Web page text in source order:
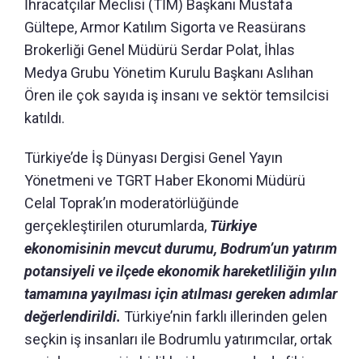
İhracatçılar Meclisi (TİM) Başkanı Mustafa
Gültepe, Armor Katılım Sigorta ve Reasürans
Brokerliği Genel Müdürü Serdar Polat, İhlas
Medya Grubu Yönetim Kurulu Başkanı Aslıhan
Ören ile çok sayıda iş insanı ve sektör temsilcisi
katıldı.
Türkiye’de İş Dünyası Dergisi Genel Yayın
Yönetmeni ve TGRT Haber Ekonomi Müdürü
Celal Toprak’ın moderatörlüğünde
gerçekleştirilen oturumlarda, Türkiye
ekonomisinin mevcut durumu, Bodrum’un yatırım
potansiyeli ve ilçede ekonomik hareketliliğin yılın
tamamına yayılması için atılması gereken adımlar
değerlendirildi. Türkiye’nin farklı illerinden gelen
seçkin iş insanları ile Bodrumlu yatırımcılar, ortak